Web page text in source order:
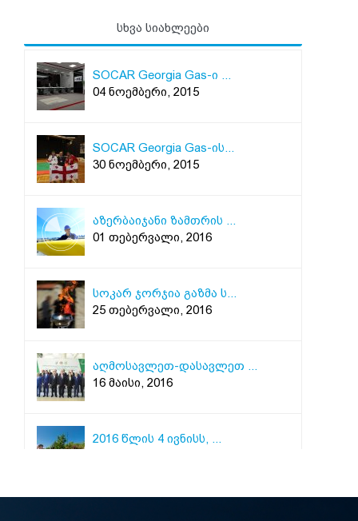
სხვა სიახლეები
SOCAR Georgia Gas-ი ...
04 ნოემბერი, 2015
SOCAR Georgia Gas-ის...
30 ნოემბერი, 2015
აზერბაიჯანი ზამთრის ...
01 თებერვალი, 2016
სოკარ ჯორჯია გაზმა ს...
25 თებერვალი, 2016
აღმოსავლეთ-დასავლეთ ...
16 მაისი, 2016
2016 წლის 4 ივნისს, ...